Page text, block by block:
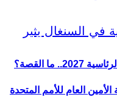
ما القصة؟
العام للأمم المتحدة